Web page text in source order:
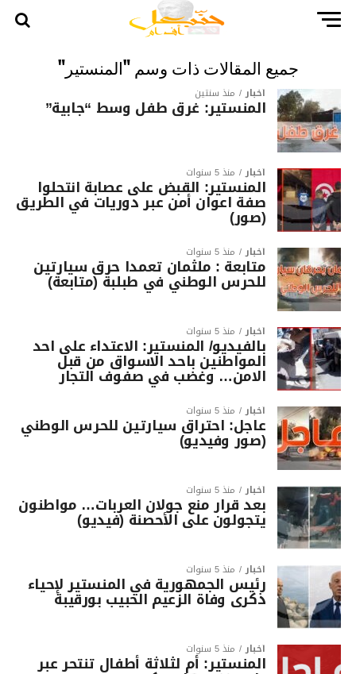
جميع المقالات ذات وسم "المنستير"
أخبار منذ سنتين
المنستير: غرق طفل وسط “جابية”
أخبار منذ 5 سنوات
المنستير: القبض على عصابة انتحلوا
صفة اعوان أمن عبر دوريات في الطريق
(صور)
أخبار منذ 5 سنوات
متابعة : ملثمان تعمدا حرق سيارتين
للحرس الوطني في طبلبة (متابعة)
أخبار منذ 5 سنوات
بالفيديو/ المنستير: الاعتداء على احد
المواطنين باحد الاسواق من قبل
الامن… وغضب في صفوف التجار
أخبار منذ 5 سنوات
عاجل: احتراق سيارتين للحرس الوطني
(صور وفيديو)
أخبار منذ 5 سنوات
بعد قرار منع جولان العربات… مواطنون
يتجولون على الأحصنة (فيديو)
أخبار منذ 5 سنوات
رئيس الجمهورية في المنستير لإحياء
ذكرى وفاة الزعيم الحبيب بورقيبة
أخبار منذ 5 سنوات
المنستير: أم لثلاثة أطفال تنتحر عبر